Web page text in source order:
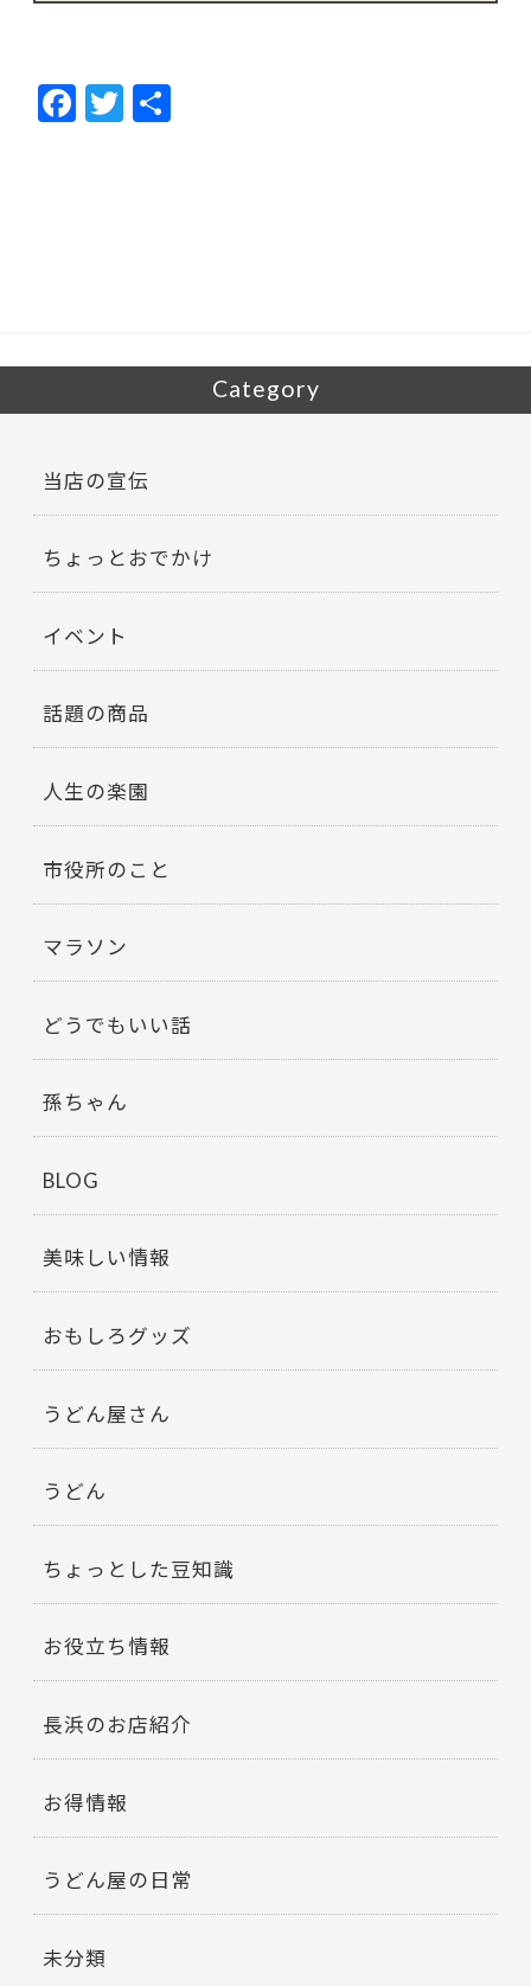
F
ac
T
w
Category
当店の宣伝
ちょっとおでかけ
イベント
話題の商品
人生の楽園
市役所のこと
マラソン
どうでもいい話
孫ちゃん
BLOG
美味しい情報
おもしろグッズ
うどん屋さん
うどん
ちょっとした豆知識
お役立ち情報
長浜のお店紹介
お得情報
うどん屋の日常
未分類